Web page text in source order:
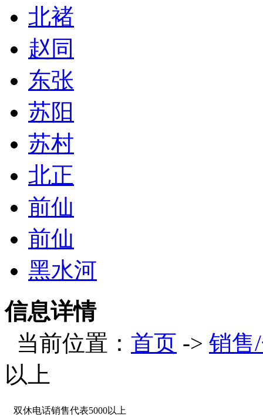
北褚
赵同
东张
苏阳
苏村
北正
前仙
前仙
黑水河
信息详情
当前位置： 首页 -> 销售
以上
双休电话销售代表5000以上